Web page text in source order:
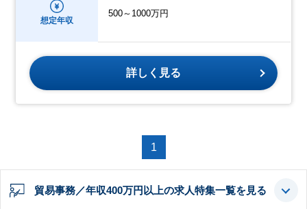
想定年収
500～1000万円
詳しく見る
1
貿易事務／年収400万円以上の求人特集一覧を見る